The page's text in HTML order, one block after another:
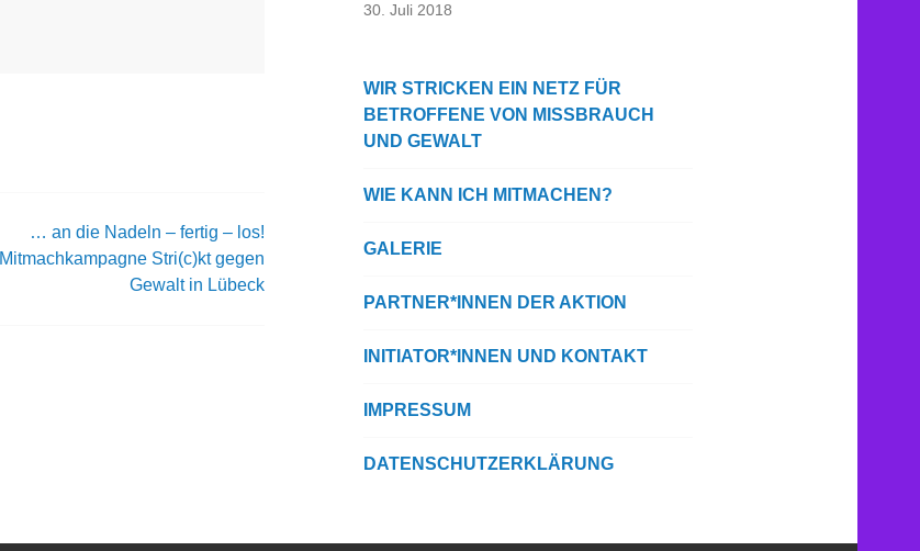
… an die Nadeln – fertig – los!
Mitmachkampagne Stri(c)kt gegen
Gewalt in Lübeck
30. Juli 2018
WIR STRICKEN EIN NETZ FÜR
BETROFFENE VON MISSBRAUCH
UND GEWALT
WIE KANN ICH MITMACHEN?
GALERIE
PARTNER*INNEN DER AKTION
INITIATOR*INNEN UND KONTAKT
IMPRESSUM
DATENSCHUTZERKLÄRUNG